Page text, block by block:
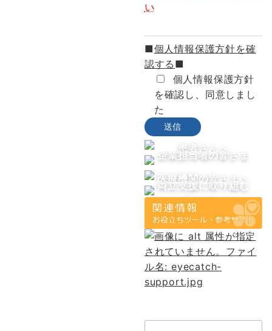
い
■個人情報保護方針を確
認する ■
個人情報保護方針
を確認し、同意しまし
た
患者さんへ
企業担当者の皆さま
医療機関の皆さまへ
両立支援に取り組む
皆さまへ